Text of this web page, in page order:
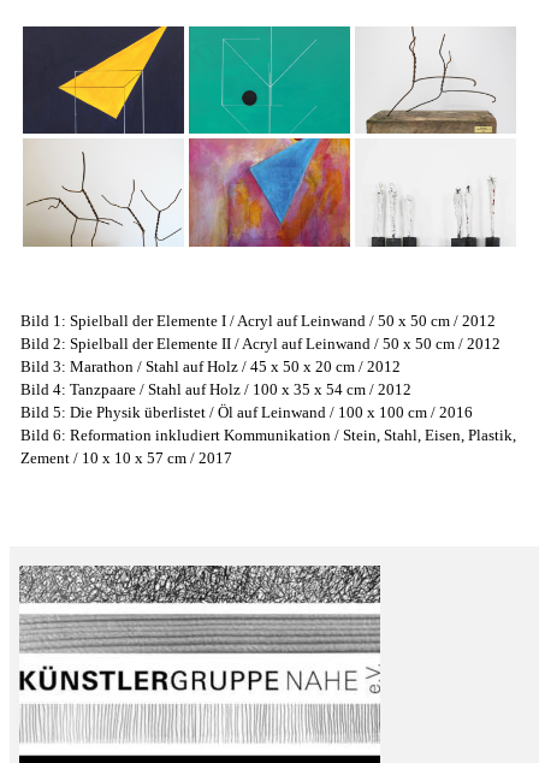
Bild 1: Spielball der Elemente I / Acryl auf Leinwand / 50 x 50 cm / 2012
Bild 2: Spielball der Elemente II / Acryl auf Leinwand / 50 x 50 cm / 2012
Bild 3: Marathon / Stahl auf Holz / 45 x 50 x 20 cm / 2012
Bild 4: Tanzpaare / Stahl auf Holz / 100 x 35 x 54 cm / 2012
Bild 5: Die Physik überlistet / Öl auf Leinwand / 100 x 100 cm / 2016
Bild 6: Reformation inkludiert Kommunikation / Stein, Stahl, Eisen, Plastik,
Zement / 10 x 10 x 57 cm / 2017